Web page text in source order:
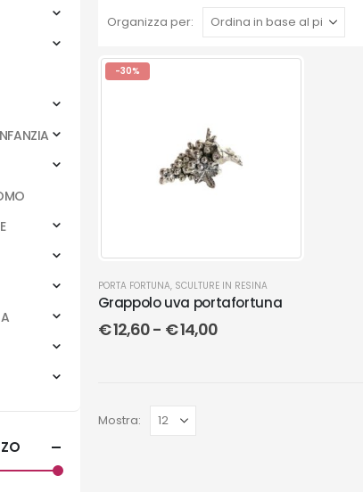
Organizza per:
-30%
PORTA FORTUNA, SCULTURE IN RESINA
Grappolo uva portafortuna
€12,60- €14,00
Mostra: